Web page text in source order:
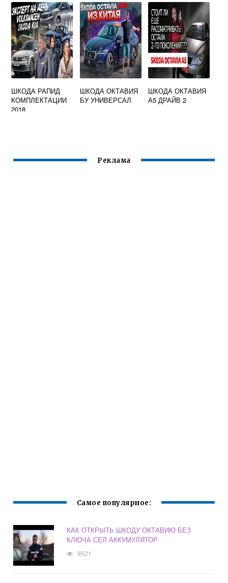
SKODA OCTAVIA
A5
ШКОДА РАПИД
КОМПЛЕКТАЦИИ
2018
ШКОДА ОКТАВИЯ
БУ УНИВЕРСАЛ
ШКОДА ОКТАВИЯ
А5 ДРАЙВ 2
Реклама
Самое популярное:
КАК ОТКРЫТЬ ШКОДУ ОКТАВИЮ БЕЗ
КЛЮЧА СЕЛ АККУМУЛЯТОР
9521